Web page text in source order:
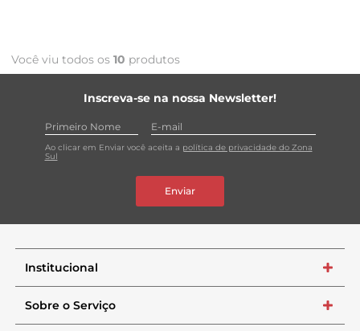
Você viu todos os 10 produtos
Inscreva-se na nossa Newsletter!
Ao clicar em Enviar você aceita a política de privacidade do Zona
Sul
Enviar
Institucional +
Sobre o Serviço +